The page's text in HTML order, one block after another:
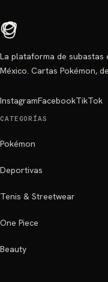
La plataforma de subastas
México. Cartas Pokémon,
InstagramFacebookTikTok
CATEGORÍAS
Pokémon
Deportivas
Tenis & Streetwear
One Piece
Beauty